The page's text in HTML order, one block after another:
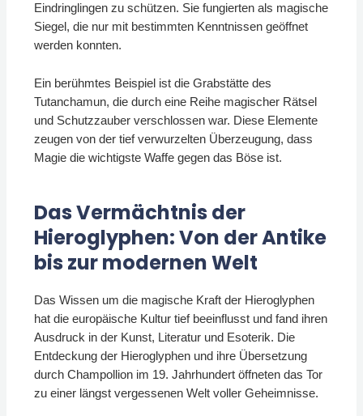
Eindringlingen zu schützen. Sie fungierten als magische
Siegel, die nur mit bestimmten Kenntnissen geöffnet
werden konnten.
Ein berühmtes Beispiel ist die Grabstätte des
Tutanchamun, die durch eine Reihe magischer Rätsel
und Schutzzauber verschlossen war. Diese Elemente
zeugen von der tief verwurzelten Überzeugung, dass
Magie die wichtigste Waffe gegen das Böse ist.
Das Vermächtnis der
Hieroglyphen: Von der Antike
bis zur modernen Welt
Das Wissen um die magische Kraft der Hieroglyphen
hat die europäische Kultur tief beeinflusst und fand ihren
Ausdruck in der Kunst, Literatur und Esoterik. Die
Entdeckung der Hieroglyphen und ihre Übersetzung
durch Champollion im 19. Jahrhundert öffneten das Tor
zu einer längst vergessenen Welt voller Geheimnisse.